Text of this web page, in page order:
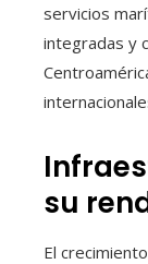
servicios
integradas y
su
El